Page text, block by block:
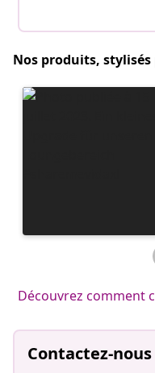
Nos produits,
Découvrez comment
Contactez-nous